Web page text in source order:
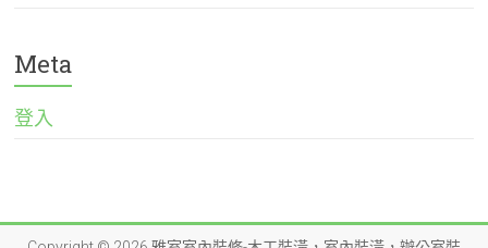
Meta
登入